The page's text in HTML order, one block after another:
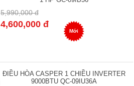
5,990,000 đ
4,600,000 đ
Mới
ĐIỀU HÒA CASPER 1 CHIỀU INVERTER
9000BTU QC-09IU36A